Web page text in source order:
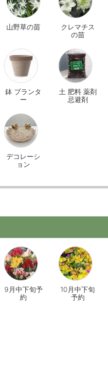
山野草の苗
クレマチス
の苗
鉢 プランタ
ー
土 肥料 薬剤
忌避剤
デコレーシ
ョン
9月中下旬予
約
10月中下旬
予約